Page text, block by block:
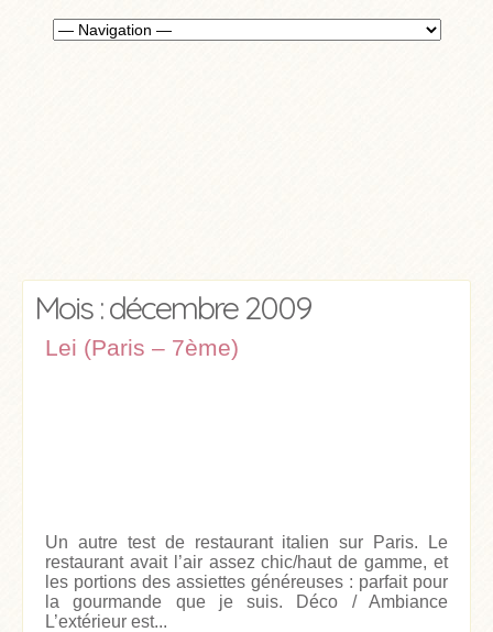
Mois : décembre 2009
Lei (Paris – 7ème)
Un autre test de restaurant italien sur Paris. Le
restaurant avait l’air assez chic/haut de gamme, et
les portions des assiettes généreuses : parfait pour
la gourmande que je suis. Déco / Ambiance
L’extérieur est...